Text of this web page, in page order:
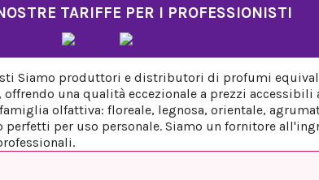
TARIFFE PER I PROFESSIONISTI
Siamo produttori e distributori di profumi
una qualità eccezionale a prezzi
olfattiva: floreale, legnosa, orientale,
per uso personale. Siamo un fornitore